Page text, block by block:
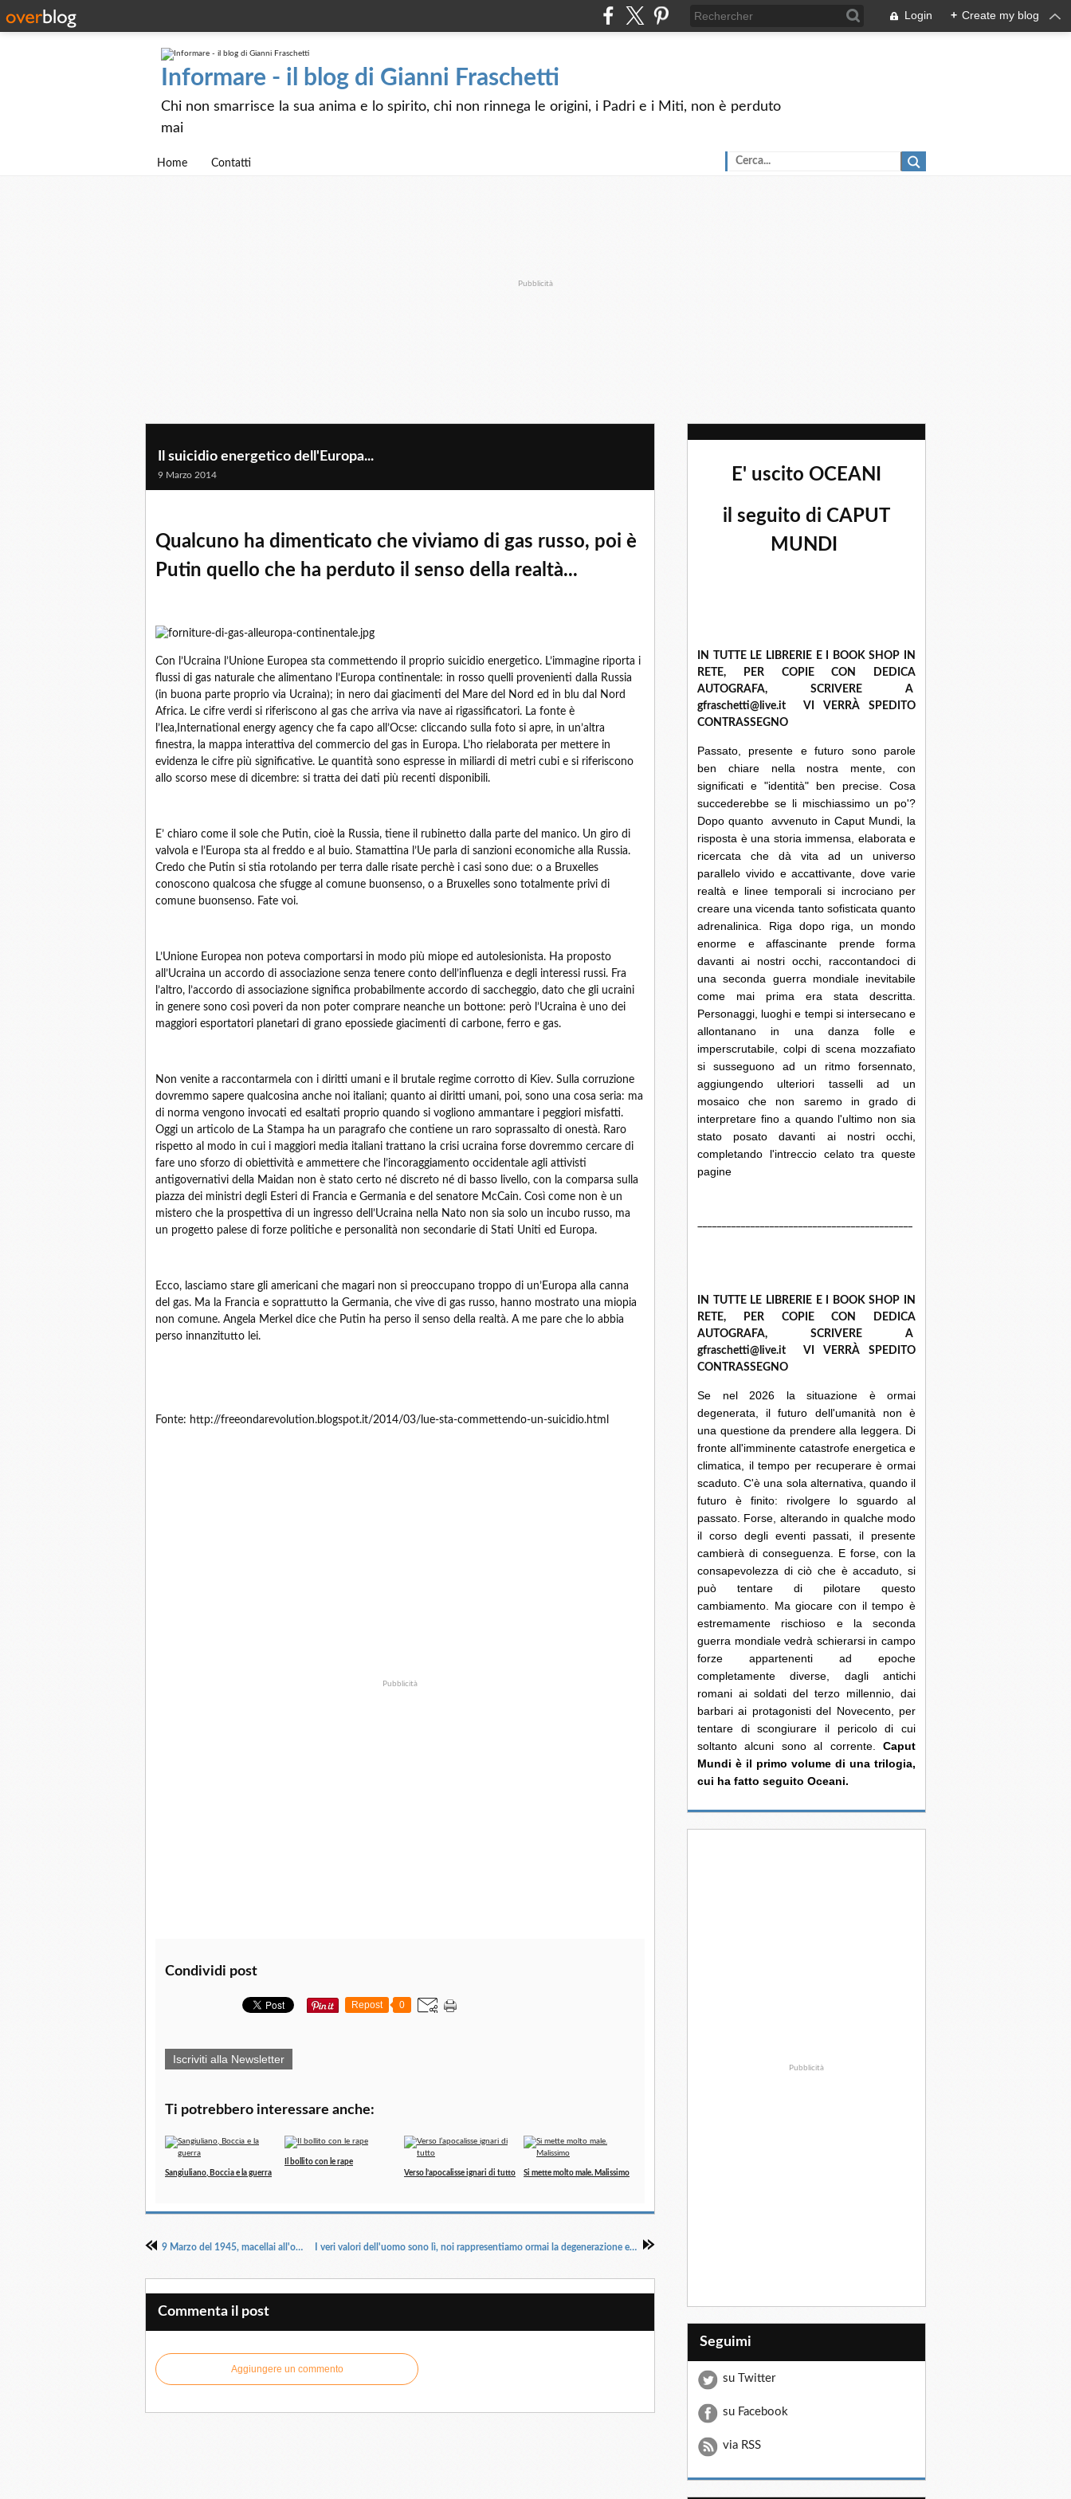
Login + Create my blog
Informare - il blog di Gianni Fraschetti
Chi non smarrisce la sua anima e lo spirito, chi non rinnega le origini, i Padri e i Miti, non è perduto
mai
Home Contatti
Pubblicità
Il suicidio energetico dell'Europa...
9 Marzo 2014
Qualcuno ha dimenticato che viviamo di gas russo, poi è
Putin quello che ha perduto il senso della realtà...
Con l’Ucraina l’Unione Europea sta commettendo il proprio suicidio energetico. L’immagine riporta i
flussi di gas naturale che alimentano l’Europa continentale: in rosso quelli provenienti dalla Russia
(in buona parte proprio via Ucraina); in nero dai giacimenti del Mare del Nord ed in blu dal Nord
Africa. Le cifre verdi si riferiscono al gas che arriva via nave ai rigassificatori. La fonte è
l’Iea,International energy agency che fa capo all’Ocse: cliccando sulla foto si apre, in un’altra
finestra, la mappa interattiva del commercio del gas in Europa. L’ho rielaborata per mettere in
evidenza le cifre più significative. Le quantità sono espresse in miliardi di metri cubi e si riferiscono
allo scorso mese di dicembre: si tratta dei dati più recenti disponibili.
E’ chiaro come il sole che Putin, cioè la Russia, tiene il rubinetto dalla parte del manico. Un giro di
valvola e l’Europa sta al freddo e al buio. Stamattina l’Ue parla di sanzioni economiche alla Russia.
Credo che Putin si stia rotolando per terra dalle risate perchè i casi sono due: o a Bruxelles
conoscono qualcosa che sfugge al comune buonsenso, o a Bruxelles sono totalmente privi di
comune buonsenso. Fate voi.
L’Unione Europea non poteva comportarsi in modo più miope ed autolesionista. Ha proposto
all’Ucraina un accordo di associazione senza tenere conto dell’influenza e degli interessi russi. Fra
l’altro, l’accordo di associazione significa probabilmente accordo di saccheggio, dato che gli ucraini
in genere sono così poveri da non poter comprare neanche un bottone: però l’Ucraina è uno dei
maggiori esportatori planetari di grano epossiede giacimenti di carbone, ferro e gas.
Non venite a raccontarmela con i diritti umani e il brutale regime corrotto di Kiev. Sulla corruzione
dovremmo sapere qualcosina anche noi italiani; quanto ai diritti umani, poi, sono una cosa seria: ma
di norma vengono invocati ed esaltati proprio quando si vogliono ammantare i peggiori misfatti.
Oggi un articolo de La Stampa ha un paragrafo che contiene un raro soprassalto di onestà. Raro
rispetto al modo in cui i maggiori media italiani trattano la crisi ucraina forse dovremmo cercare di
fare uno sforzo di obiettività e ammettere che l’incoraggiamento occidentale agli attivisti
antigovernativi della Maidan non è stato certo né discreto né di basso livello, con la comparsa sulla
piazza dei ministri degli Esteri di Francia e Germania e del senatore McCain. Così come non è un
mistero che la prospettiva di un ingresso dell’Ucraina nella Nato non sia solo un incubo russo, ma
un progetto palese di forze politiche e personalità non secondarie di Stati Uniti ed Europa.
Ecco, lasciamo stare gli americani che magari non si preoccupano troppo di un’Europa alla canna
del gas. Ma la Francia e soprattutto la Germania, che vive di gas russo, hanno mostrato una miopia
non comune. Angela Merkel dice che Putin ha perso il senso della realtà. A me pare che lo abbia
perso innanzitutto lei.
Fonte: http://freeondarevolution.blogspot.it/2014/03/lue-sta-commettendo-un-suicidio.html
Pubblicità
Condividi post
Repost 0
Iscriviti alla Newsletter
Ti potrebbero interessare anche:
Sangiuliano, Boccia e la guerra
Il bollito con le rape
Verso l’apocalisse ignari di tutto
Si mette molto male. Malissimo
9 Marzo del 1945, macellai all'opera I veri valori dell'uomo sono lì, noi rappresentiamo ormai la degenerazione estrema
Commenta il post
Aggiungere un commento
E' uscito OCEANI
il seguito di CAPUT
MUNDI
IN TUTTE LE LIBRERIE E I BOOK SHOP IN
RETE, PER COPIE CON DEDICA
AUTOGRAFA, SCRIVERE A
gfraschetti@live.it VI VERRÀ SPEDITO
CONTRASSEGNO
Passato, presente e futuro sono parole
ben chiare nella nostra mente, con
significati e "identità" ben precise. Cosa
succederebbe se li mischiassimo un po'?
Dopo quanto avvenuto in Caput Mundi, la
risposta è una storia immensa, elaborata e
ricercata che dà vita ad un universo
parallelo vivido e accattivante, dove varie
realtà e linee temporali si incrociano per
creare una vicenda tanto sofisticata quanto
adrenalinica. Riga dopo riga, un mondo
enorme e affascinante prende forma
davanti ai nostri occhi, raccontandoci di
una seconda guerra mondiale inevitabile
come mai prima era stata descritta.
Personaggi, luoghi e tempi si intersecano e
allontanano in una danza folle e
imperscrutabile, colpi di scena mozzafiato
si susseguono ad un ritmo forsennato,
aggiungendo ulteriori tasselli ad un
mosaico che non saremo in grado di
interpretare fino a quando l'ultimo non sia
stato posato davanti ai nostri occhi,
completando l'intreccio celato tra queste
pagine
IN TUTTE LE LIBRERIE E I BOOK SHOP IN
RETE, PER COPIE CON DEDICA
AUTOGRAFA, SCRIVERE A
gfraschetti@live.it VI VERRÀ SPEDITO
CONTRASSEGNO
Se nel 2026 la situazione è ormai
degenerata, il futuro dell'umanità non è
una questione da prendere alla leggera. Di
fronte all'imminente catastrofe energetica e
climatica, il tempo per recuperare è ormai
scaduto. C'è una sola alternativa, quando il
futuro è finito: rivolgere lo sguardo al
passato. Forse, alterando in qualche modo
il corso degli eventi passati, il presente
cambierà di conseguenza. E forse, con la
consapevolezza di ciò che è accaduto, si
può tentare di pilotare questo
cambiamento. Ma giocare con il tempo è
estremamente rischioso e la seconda
guerra mondiale vedrà schierarsi in campo
forze appartenenti ad epoche
completamente diverse, dagli antichi
romani ai soldati del terzo millennio, dai
barbari ai protagonisti del Novecento, per
tentare di scongiurare il pericolo di cui
soltanto alcuni sono al corrente. Caput
Mundi è il primo volume di una trilogia,
cui ha fatto seguito Oceani.
Pubblicità
Seguimi
su Twitter
su Facebook
via RSS